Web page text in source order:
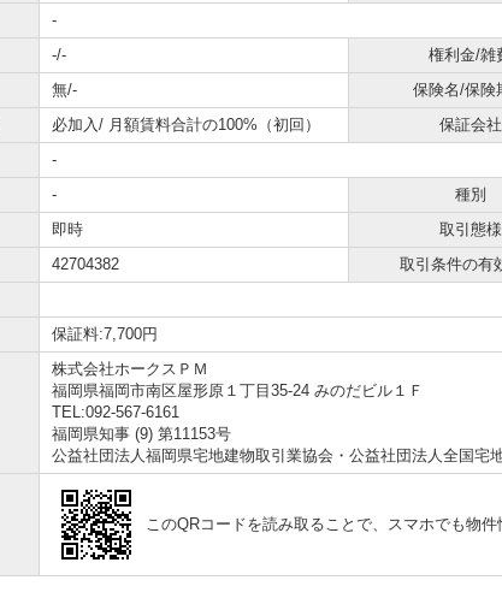
-
-/- 権利金/雑
無/- 保険名/保険
必加入/ 月額賃料合計の100%（初回） 保証会社
-
- 種別
即時 取引態様
42704382 取引条件の有
保証料:7,700円
株式会社ホークスＰＭ
福岡県福岡市南区屋形原１丁目35-24 みのだビル１Ｆ
TEL:092-567-6161
福岡県知事 (9) 第11153号
公益社団法人福岡県宅地建物取引業協会・公益社団法人全国宅
このQRコードを読み取ることで、スマホでも物件